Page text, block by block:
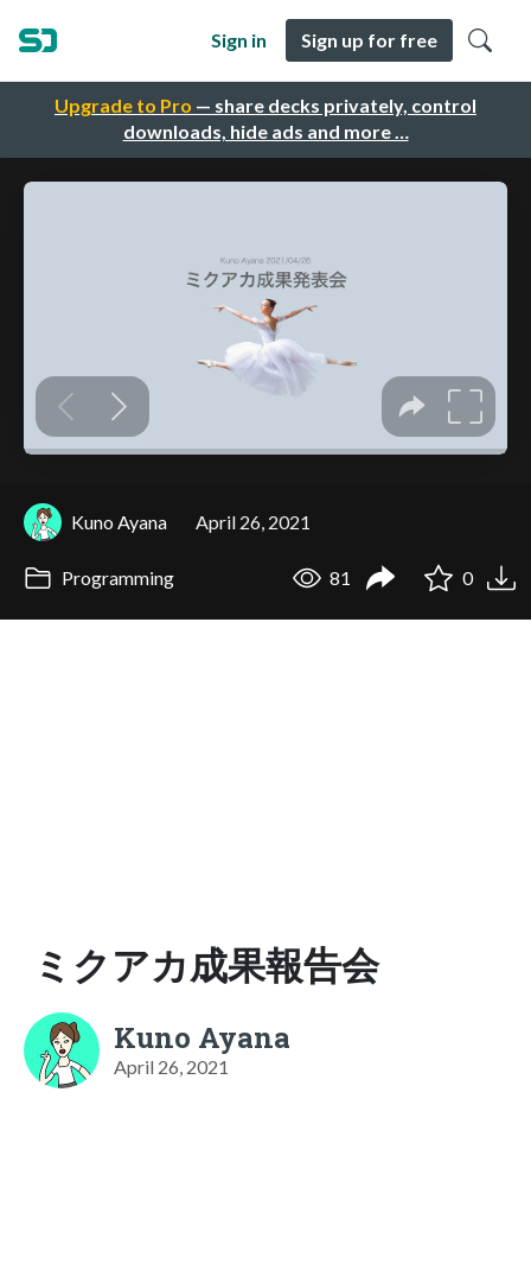
Upgrade to Pro — share decks privately, control
downloads, hide ads and more …
Sign in Sign up for free
Kuno Ayana April 26, 2021
Programming 81 0
ミクアカ成果報告会
Kuno Ayana
April 26, 2021